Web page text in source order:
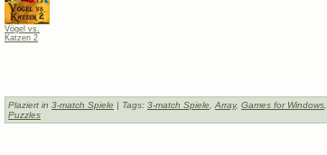
Vögel vs.
Katzen 2
Plaziert in 3-match Spiele | Tags: 3-match Spiele,Array, Games for Windows,
Puzzles